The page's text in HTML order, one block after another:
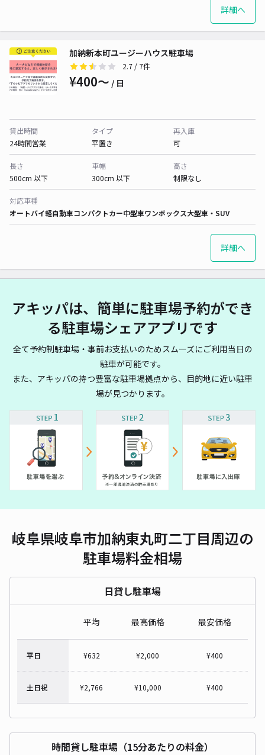
詳細へ
加納新本町ユージーハウス駐車場
2.7 / 7件
¥400〜 / 日
貸出時間
24時間営業
タイプ
平置き
再入庫
可
長さ
500cm 以下
車幅
300cm 以下
高さ
制限なし
対応車種
オートバイ軽自動車コンパクトカー中型車ワンボックス大型車・SUV
詳細へ
アキッパは、簡単に駐車場予約ができ
る駐車場シェアアプリです
全て予約制駐車場・事前お支払いのためスムーズにご利用当日の
駐車が可能です。
また、アキッパの持つ豊富な駐車場拠点から、目的地に近い駐車
場が見つかります。
岐阜県岐阜市加納東丸町二丁目周辺の
駐車場料金相場
日貸し駐車場
平均 最高価格 最安価格
平日 ¥632 ¥2,000 ¥400
土日祝 ¥2,766 ¥10,000 ¥400
時間貸し駐車場（15分あたりの料金）